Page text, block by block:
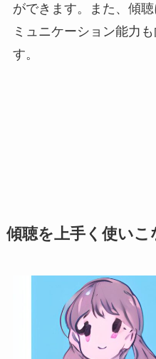
ができます。また、傾
ミュニケーション能力
す。
傾聴を上手く使いこ